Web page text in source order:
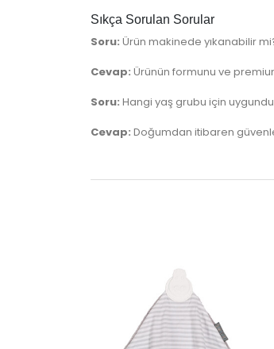
Sıkça Sorulan Sorular
Soru: Ürün makinede yıkanabilir
Cevap: Ürünün formunu ve
Soru: Hangi yaş grubu için
Cevap: Doğumdan itibaren